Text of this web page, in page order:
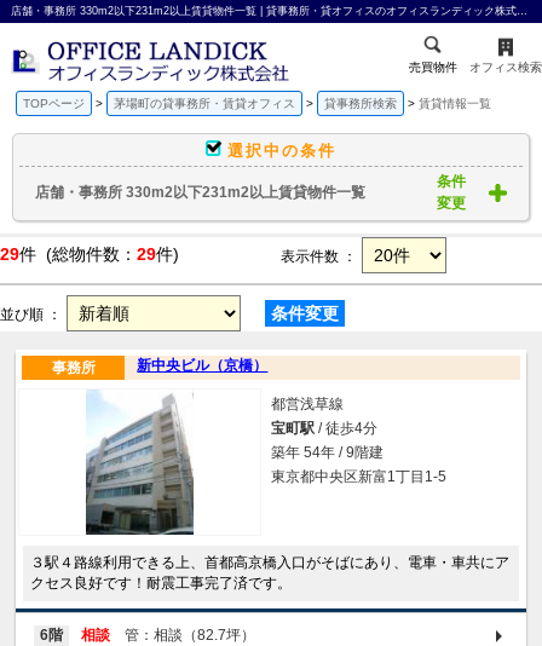
店舗・事務所 330m2以下231m2以上賃貸物件一覧 | 貸事務所・貸オフィスのオフィスランディック株式会社
売買物件 オフィス検索
TOPページ 茅場町の貸事務所・賃貸オフィス 貸事務所検索 賃貸情報一覧
選択中の条件
店舗・事務所 330m2以下231m2以上賃貸物件一覧
条件
変更
29件 (総物件数： 29件) 表示件数 ：
並び順 ： 条件変更
新中央ビル（京橋）
事務所
都営浅草線
宝町駅 / 徒歩4分
築年 54年 / 9階建
東京都中央区新富1丁目1-5
３駅４路線利用できる上、首都高京橋入口がそばにあり、電車・車共にア
クセス良好です！耐震工事完了済です。
6階 相談 管：相談（82.7坪）